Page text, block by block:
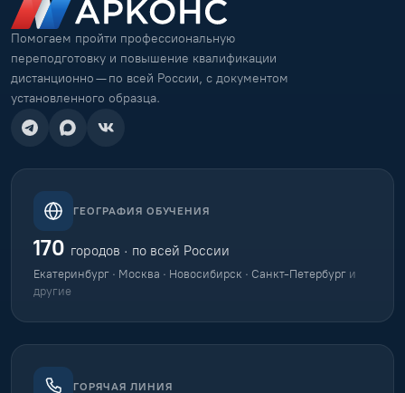
Помогаем пройти профессиональную
переподготовку и повышение квалификации
дистанционно — по всей России, с документом
установленного образца.
ГЕОГРАФИЯ ОБУЧЕНИЯ
170 городов · по всей России
Екатеринбург · Москва · Новосибирск · Санкт-Петербург и
другие
ГОРЯЧАЯ ЛИНИЯ